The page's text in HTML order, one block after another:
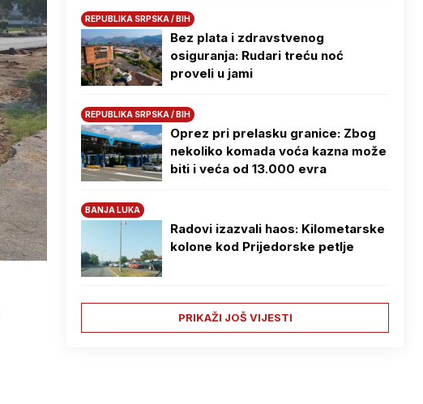
REPUBLIKA SRPSKA / BIH
Bez plata i zdravstvenog
osiguranja: Rudari treću noć
proveli u jami
REPUBLIKA SRPSKA / BIH
Oprez pri prelasku granice: Zbog
nekoliko komada voća kazna može
biti i veća od 13.000 evra
BANJA LUKA
Radovi izazvali haos: Kilometarske
kolone kod Prijedorske petlje
PRIKAŽI JOŠ VIJESTI